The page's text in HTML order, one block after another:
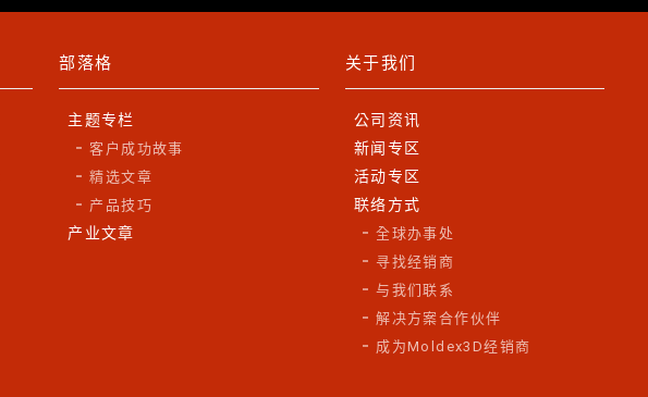
部落格
主题专栏
客户成功故事
精选文章
产品技巧
产业文章
关于我们
公司资讯
新闻专区
活动专区
联络方式
全球办事处
寻找经销商
与我们联系
解决方案合作伙伴
成为Moldex3D经销商